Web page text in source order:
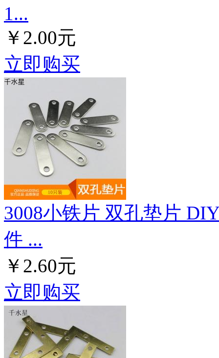
1...
￥2.00元
立即购买
3008小铁片 双孔垫片
件 ...
￥2.60元
立即购买